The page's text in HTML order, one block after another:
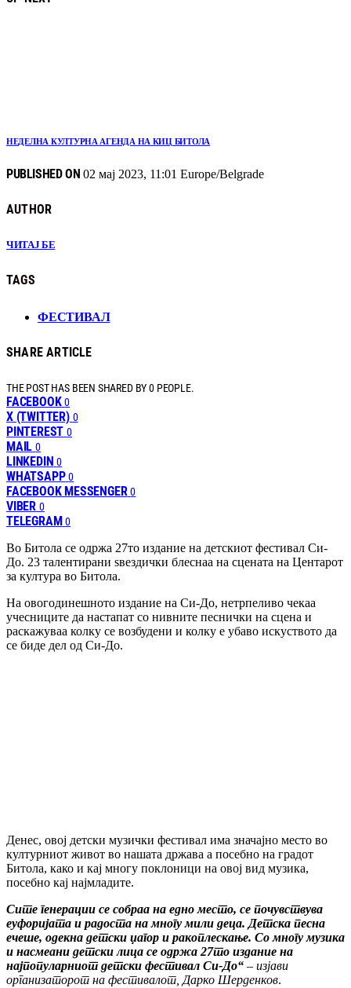
НЕДЕЛНА КУЛТУРНА АГЕНДА НА КИЦ БИТОЛА
PUBLISHED ON 02 мај 2023, 11:01 Europe/Belgrade
AUTHOR
ЧИТАЈ БЕ
TAGS
ФЕСТИВАЛ
SHARE ARTICLE
THE POST HAS BEEN SHARED BY0 PEOPLE.
FACEBOOK 0
X (TWITTER) 0
PINTEREST 0
MAIL 0
LINKEDIN 0
WHATSAPP 0
FACEBOOK MESSENGER 0
VIBER 0
TELEGRAM 0
Во Битола се одржа 27то издание на детскиот фестивал Си-
До. 23 талентирани ѕвездички блеснаа на сцената на Центарот
за култура во Битола.
На овогодинешното издание на Си-До, нетрпеливо чекаа
учесниците да настапат со нивните песнички на сцена и
раскажуваа колку се возбудени и колку е убаво искуството да
се биде дел од Си-До.
Денес, овој детски музички фестивал има значајно место во
културниот живот во нашата држава а посебно на градот
Битола, како и кај многу поклоници на овој вид музика,
посебно кај најмладите.
Сите генерации се собраа на едно место, се почувствува
еуфоријата и радоста на многу мили деца. Детска песна
ечеше, одекна детски џагор и ракоплескање. Со многу музика
и насмеани детски лица се одржа 27то издание на
најпопуларниот детски фестивал Си-До“ – изјави
организаторот на фестивалот, Дарко Шерденков.